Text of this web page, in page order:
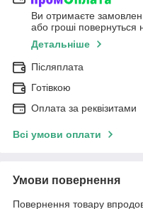
Ви отримаєте
або гроші повернуться
Детальніше
Післяплата
Готівкою
Оплата за реквізитами
Всі умови оплати
Умови повернення
Повернення товару